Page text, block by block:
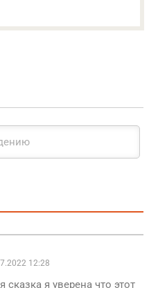
12:28
я уверена что этот